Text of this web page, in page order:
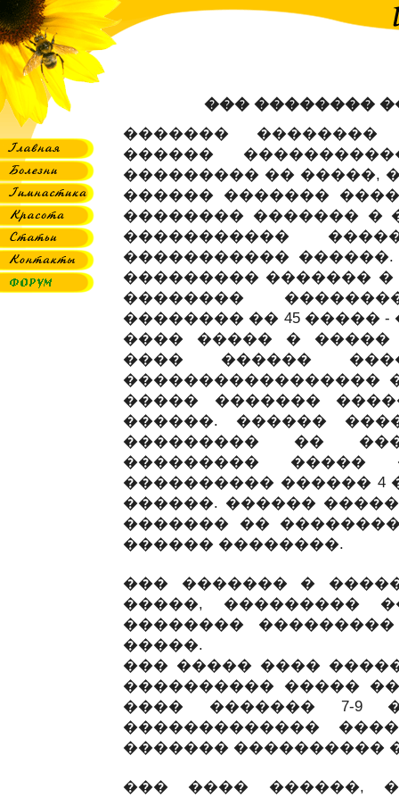
��� ��������
�������
������
��������� �� �����,
������ �������
�������� ������� �
�����������
�����������
��������� �������
��������
�������� �� 45 �����
���� ����� �
���� ������
�����������������
����� �������
������. ������
��������� ��
��������� �����
���������� ������ 4
������. ������
������� ��
������ ��������.
��� ������� �
�����, ���������
��������
�����.
��� ����� ����
���������� �����
���� ������� 7-9
�������������
������� ����������
��� ���� ������,